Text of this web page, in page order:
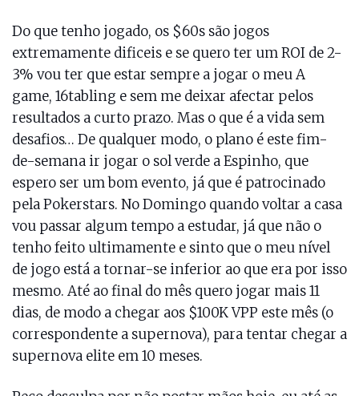
Do que tenho jogado, os $60s são jogos
extremamente dificeis e se quero ter um ROI de 2-
3% vou ter que estar sempre a jogar o meu A
game, 16tabling e sem me deixar afectar pelos
resultados a curto prazo. Mas o que é a vida sem
desafios… De qualquer modo, o plano é este fim-
de-semana ir jogar o sol verde a Espinho, que
espero ser um bom evento, já que é patrocinado
pela Pokerstars. No Domingo quando voltar a casa
vou passar algum tempo a estudar, já que não o
tenho feito ultimamente e sinto que o meu nível
de jogo está a tornar-se inferior ao que era por isso
mesmo. Até ao final do mês quero jogar mais 11
dias, de modo a chegar aos $100K VPP este mês (o
correspondente a supernova), para tentar chegar a
supernova elite em 10 meses.